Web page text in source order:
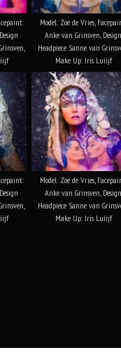
Model: Zoe de Vries,
Anke van Grinsven,
Headpiece Sanne van
Make Up: Iris Luiijf
Model: Zoe de Vries,
Anke van Grinsven,
Headpiece Sanne van
Make Up: Iris Luiijf